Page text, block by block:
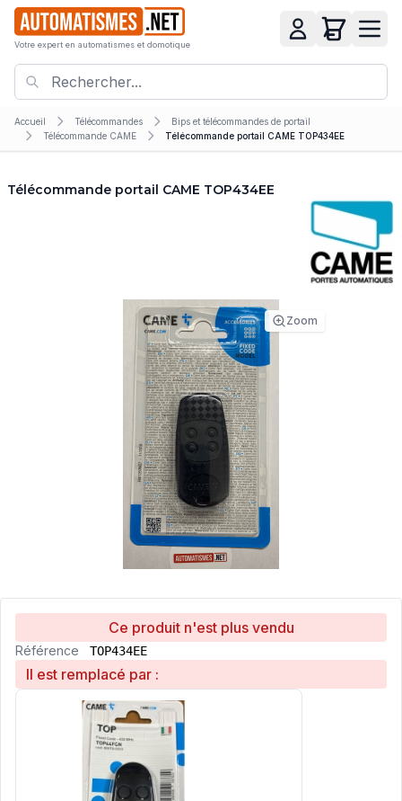
Votre expert en automatismes et domotique
Accueil Télécommandes
Bips et télécommandes de portail
Télécommande CAME
Télécommande portail CAME TOP434EE
Télécommande portail CAME TOP434EE
Zoom
Ce produit n'est plus vendu
Référence TOP434EE
Il est remplacé par :